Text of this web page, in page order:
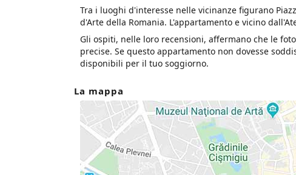
Tra i luoghi d'interesse nelle vicinanze figurano
d'Arte della Romania. L'appartamento e vicino
Gli ospiti, nelle loro recensioni, affermano che le
precise. Se questo appartamento non dovesse
disponibili per il tuo soggiorno.
La mappa